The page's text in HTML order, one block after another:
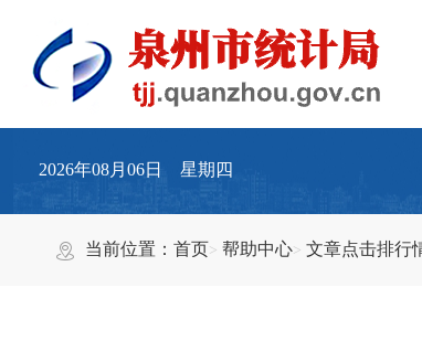
2026年08月06日 星期四
当前位置：首页 帮助中心 文章点击排行